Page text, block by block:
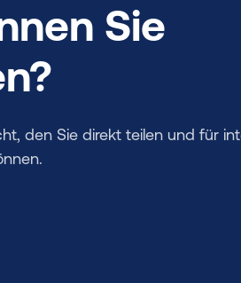
Sie
den Sie direkt teilen und für